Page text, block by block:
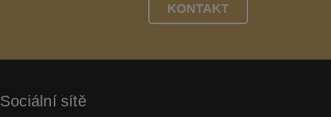
KONTAKT
Sociální sítě